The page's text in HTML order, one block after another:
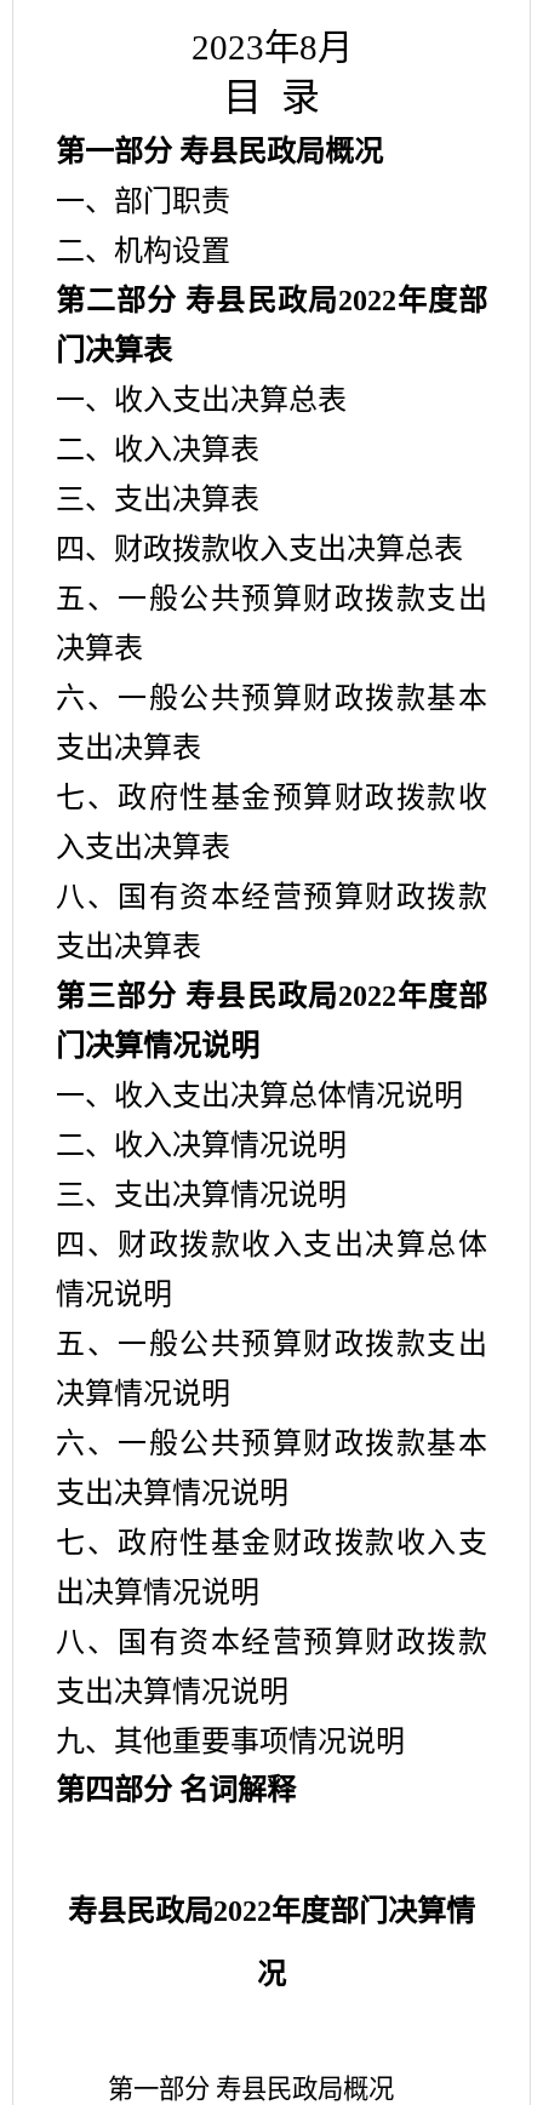
2023年8月
目 录
第一部分 寿县民政局概况
一、部门职责
二、机构设置
第二部分 寿县民政局2022年度部
门决算表
一、收入支出决算总表
二、收入决算表
三、支出决算表
四、财政拨款收入支出决算总表
五、一般公共预算财政拨款支出
决算表
六、一般公共预算财政拨款基本
支出决算表
七、政府性基金预算财政拨款收
入支出决算表
八、国有资本经营预算财政拨款
支出决算表
第三部分 寿县民政局2022年度部
门决算情况说明
一、收入支出决算总体情况说明
二、收入决算情况说明
三、支出决算情况说明
四、财政拨款收入支出决算总体
情况说明
五、一般公共预算财政拨款支出
决算情况说明
六、一般公共预算财政拨款基本
支出决算情况说明
七、政府性基金财政拨款收入支
出决算情况说明
八、国有资本经营预算财政拨款
支出决算情况说明
九、其他重要事项情况说明
第四部分 名词解释
寿县民政局2022年度部门决算情
况
第一部分 寿县民政局概况